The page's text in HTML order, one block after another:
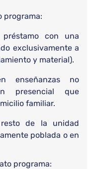
programa:
con una
exclusivamente a
y material).
enseñanzas no
presencial que
familiar.
de la unidad
poblada o en
programa: